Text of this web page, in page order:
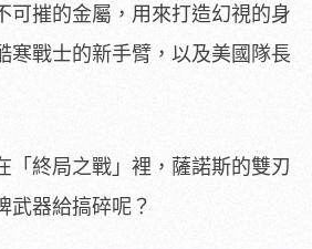
可摧的金屬，用來打造幻視的身
寒戰士的新手臂，以及美國隊長
「終局之戰」裡，薩諾斯的雙刃
武器給搞碎呢？